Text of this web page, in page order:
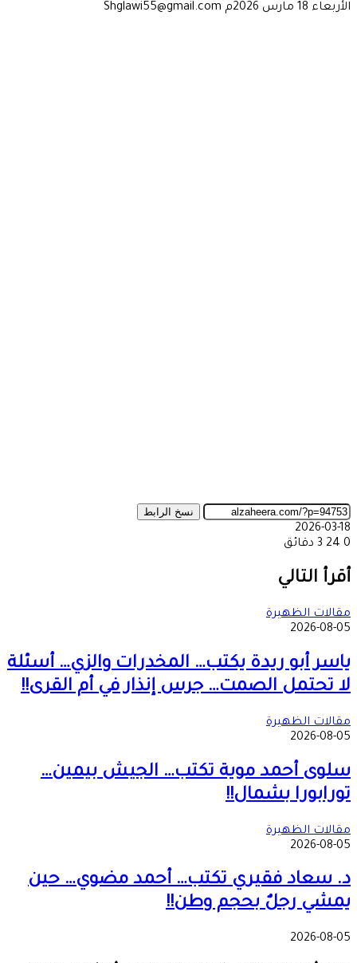
الأربعاء 18 مارس 2026م Shglawi55@gmail.com
نسخ الرابط
2026-03-18
0
3 دقائق
عبر
البريد
أقرأ التالي
مقالات الظهيرة
2026-08-05
ياسر أبو ريدة يكتب… المخدرات والزي… أسئلة
لا تحتمل الصمت… جرس إنذار في أم القرى!!
مقالات الظهيرة
2026-08-05
سلوى أحمد موية تكتب… الجيش بيمين…
تورابورا بشمال!!
مقالات الظهيرة
2026-08-05
د. سعاد فقيري تكتب… أحمد مضوي… حين
يمشي رجلٌ بحجم وطن!!
2026-08-05